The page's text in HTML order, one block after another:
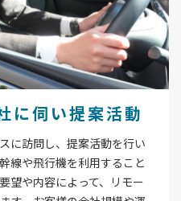
に伺い提案活動
に訪問し、提案活動を行い
線や飛行機を利用すること
望や内容によって、リモー